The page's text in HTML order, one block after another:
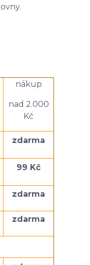
nákup
nad 2.000
Kč
zdarma
99 Kč
zdarma
zdarma